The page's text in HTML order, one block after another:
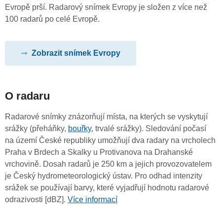
Evropě prší. Radarový snímek Evropy je složen z více než
100 radarů po celé Evropě.
Zobrazit snímek Evropy
O radaru
Radarové snímky znázorňují místa, na kterých se vyskytují
srážky (přeháňky, bouřky, trvalé srážky). Sledování počasí
na území České republiky umožňují dva radary na vrcholech
Praha v Brdech a Skalky u Protivanova na Drahanské
vrchovině. Dosah radarů je 250 km a jejich provozovatelem
je Český hydrometeorologický ústav. Pro odhad intenzity
srážek se používají barvy, které vyjadřují hodnotu radarové
odrazivosti [dBZ]. Více informací